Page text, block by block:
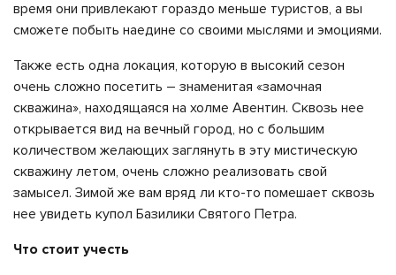
время они привлекают гораздо меньше туристов, а вы
сможете побыть наедине со своими мыслями и эмоциями.
Также есть одна локация, которую в высокий сезон
очень сложно посетить – знаменитая «замочная
скважина», находящаяся на холме Авентин. Сквозь нее
открывается вид на вечный город, но с большим
количеством желающих заглянуть в эту мистическую
скважину летом, очень сложно реализовать свой
замысел. Зимой же вам вряд ли кто-то помешает сквозь
нее увидеть купол Базилики Святого Петра.
Что стоит учесть